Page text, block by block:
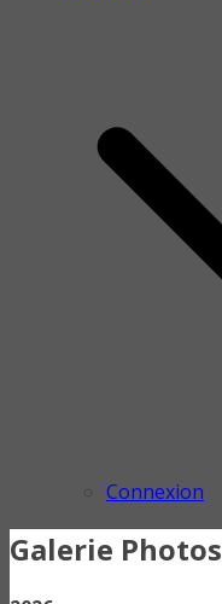
Connexion
Galerie Photos